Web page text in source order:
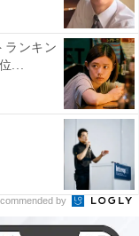
ランキン
...
by